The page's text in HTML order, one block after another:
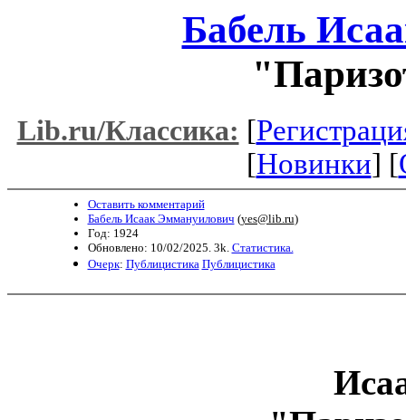
Бабель
Lib.ru/Классика: [
[Новинки] [
Оставить комментарий
Бабель Исаак Эммануилович (yes@lib.ru)
Год: 1924
Обновлено: 10/02/2025. 3k. Статистика.
Очерк: Публицистика Публицистика